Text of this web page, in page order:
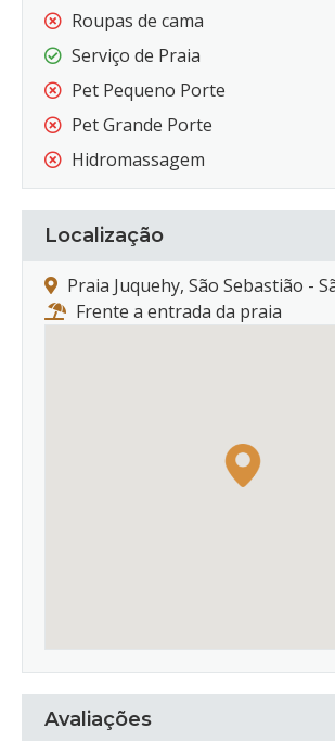
Roupas de cama
Serviço de Praia
Pet Pequeno Porte
Pet Grande Porte
Hidromassagem
Localização
Praia Juquehy, São Sebastião -
Frente a entrada da praia
Avaliações